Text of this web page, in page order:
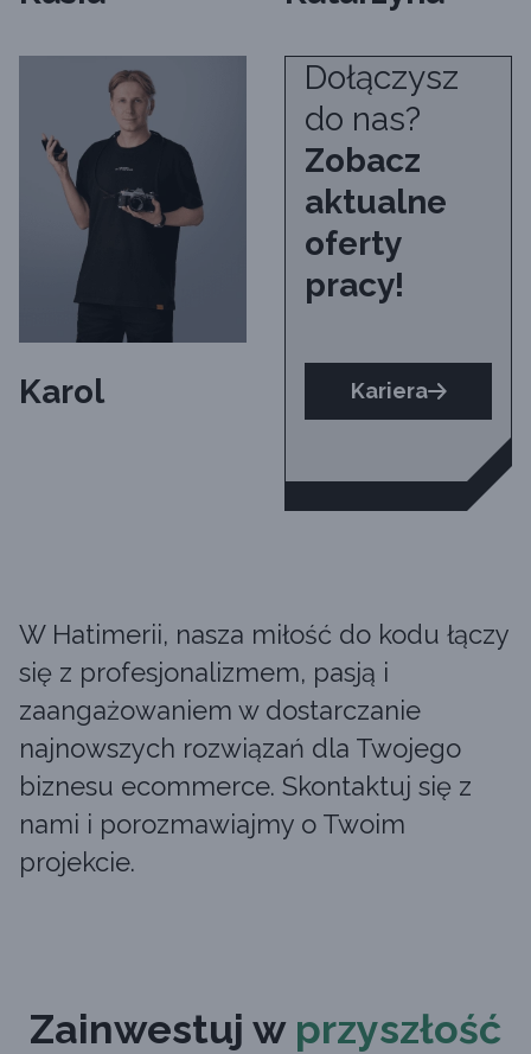
Karol
Dołączysz
do nas?
Zobacz
aktualne
oferty
pracy!
Kariera
W Hatimerii, nasza miłość do kodu łączy
się z profesjonalizmem, pasją i
zaangażowaniem w dostarczanie
najnowszych rozwiązań dla Twojego
biznesu ecommerce. Skontaktuj się z
nami i porozmawiajmy o Twoim
projekcie.
Zainwestuj w przyszłość